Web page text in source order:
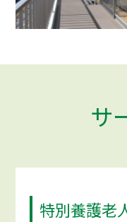
サ
特別養護老